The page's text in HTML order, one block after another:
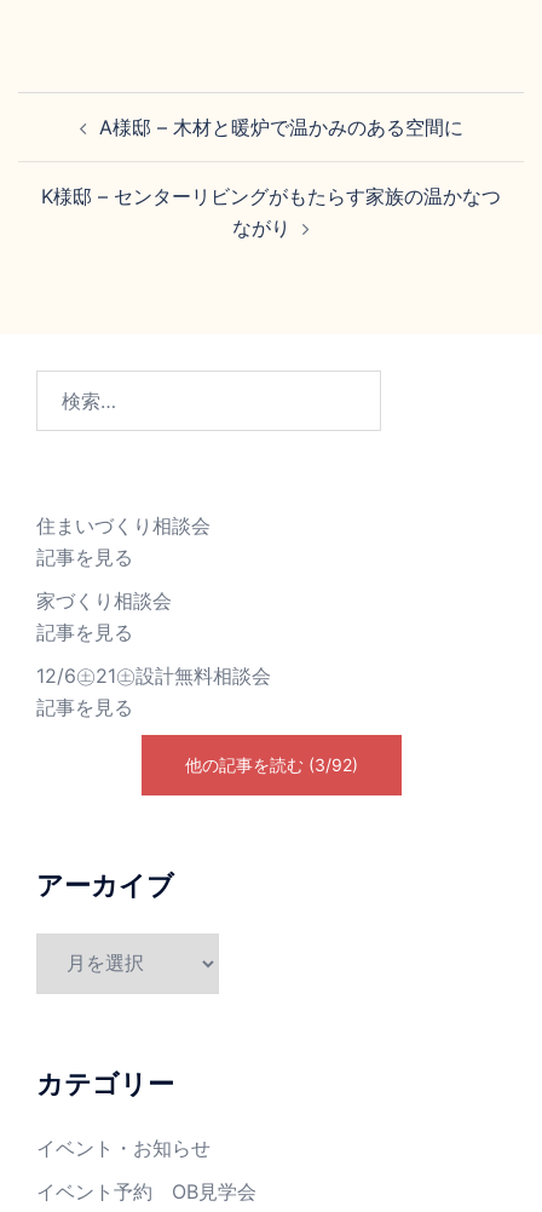
A様邸 – 木材と暖炉で温かみのある空間に
K様邸 – センターリビングがもたらす家族の温かなつ
ながり
住まいづくり相談会
記事を見る
家づくり相談会
記事を見る
12/6㊏21㊏設計無料相談会
記事を見る
他の記事を読む (3/92)
アーカイブ
カテゴリー
イベント・お知らせ
イベント予約 OB見学会